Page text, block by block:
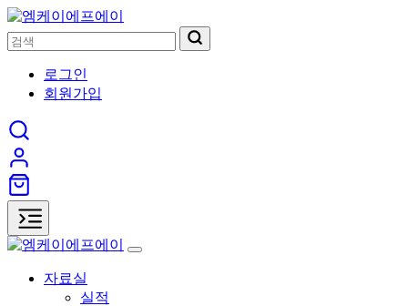
로그인
회원가입
자료실
실적